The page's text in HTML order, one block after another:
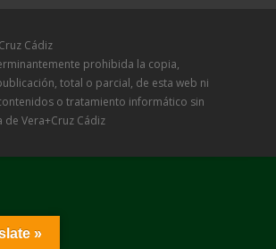
Cádiz
prohibida la copia,
total o parcial, de esta web ni
o tratamiento informático sin
de Vera+Cruz Cádiz
»